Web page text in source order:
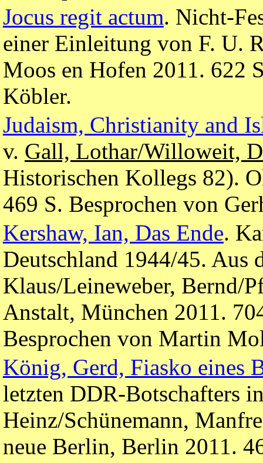
Jocus regit actum. Nicht-
einer Einleitung von F. U.
Moos en Hofen 2011. 622
Köbler.
Judaism, Christianity and
v. Gall, Lothar/Willoweit,
Historischen Kollegs 82).
469 S. Besprochen von
Kershaw, Ian, Das Ende.
Deutschland 1944/45. Aus
Klaus/Leineweber, Bernd/
Anstalt, München 2011.
Besprochen von Martin
König, Gerd, Fiasko eines
letzten DDR-Botschafters
Heinz/Schünemann,
neue Berlin, Berlin 2011.